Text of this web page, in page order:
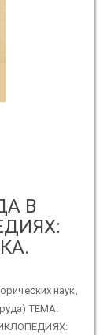
В
наук,
ТЕМА: